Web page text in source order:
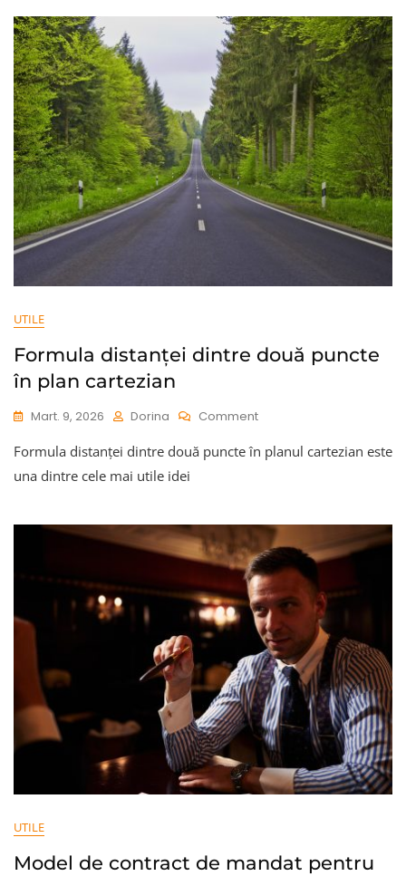
Unui
Litigiu
Cu
Furnizorul
De
Energie
UTILE
Formula distanței dintre două puncte
în plan cartezian
Mart. 9, 2026 Dorina CommentOn
Distanței
În
Plan
Cartezian
Formula distanței dintre două puncte în planul cartezian este
una dintre cele mai utile idei
UTILE
Model de contract de mandat pentru